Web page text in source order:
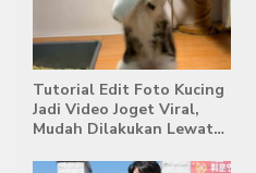
Tutorial Edit Foto Kucing
Jadi Video Joget Viral,
Mudah Dilakukan Lewat